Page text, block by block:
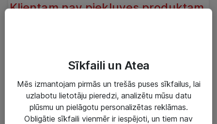
Klientam nav piekļuves produktam.
Try another search or take a look at our similar
Sīkfaili un Atea
Mēs izmantojam pirmās un trešās puses sīkfailus, lai
uzlabotu lietotāju pieredzi, analizētu mūsu datu
plūsmu un pielāgotu personalizētas reklāmas.
Obligātie sīkfaili vienmēr ir iespējoti, un tiem nav